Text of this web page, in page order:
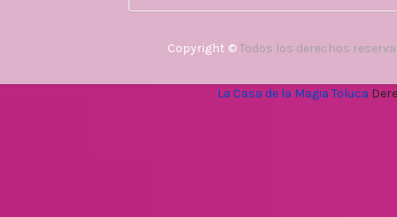
Copyright ©Todos los derechos
La Casa de la Magia Toluca